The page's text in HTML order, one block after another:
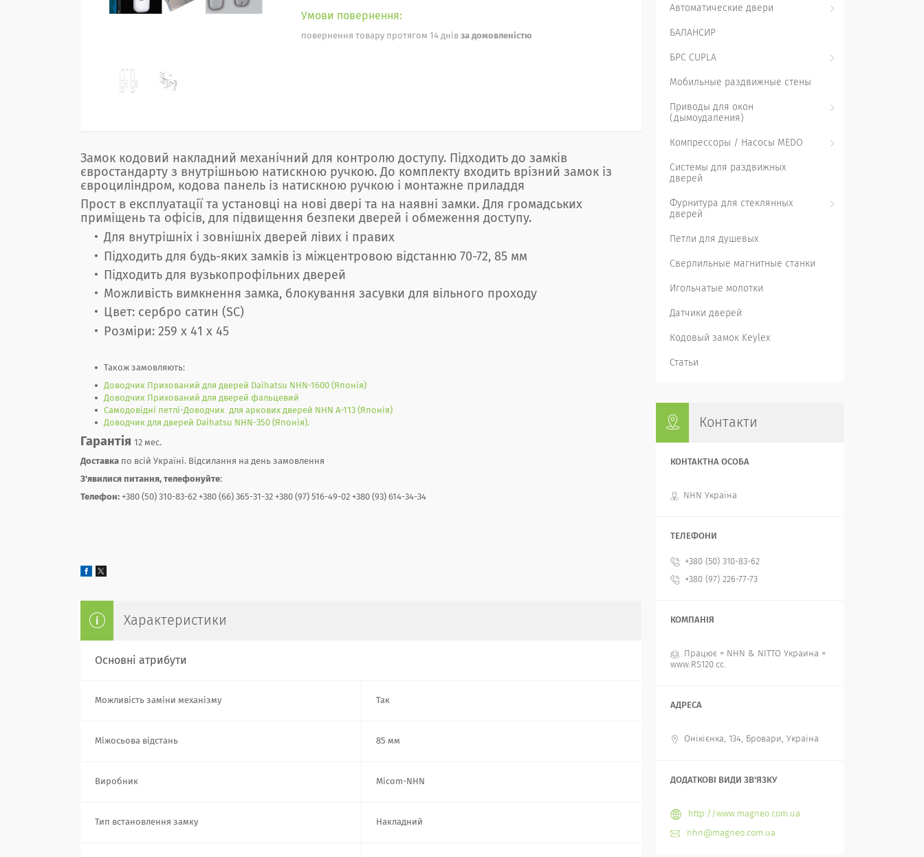
повернення товару протягом 14 днів за домовленістю
Замок кодовий накладний механічний для контролю доступу. Підходить до замків
євростандарту з внутрішньою натискною ручкою. До комплекту входить врізний замок із
євроциліндром, кодова панель із натискною ручкою і монтажне приладдя
Прост в експлуатації та установці на нові двері та на наявні замки. Для громадських
приміщень та офісів, для підвищення безпеки дверей і обмеження доступу.
Для внутрішніх і зовнішніх дверей лівих і правих
Підходить для будь-яких замків із міжцентровою відстанню 70-72, 85 мм
Підходить для вузькопрофільних дверей
Можливість вимкнення замка, блокування засувки для вільного проходу
Цвет: сербро сатин (SC)
Розміри: 259 х 41 х 45
Також замовляють:
Доводчик Прихований для дверей Daihatsu NHN-1600 (Японія)
Доводчик Прихований для дверей фальцевий
Самодовідні петлі-Доводчик для аркових дверей NHN А-113 (Японія)
Доводчик для дверей Daihatsu NHN-350 (Японія).
Гарантія 12 мес.
Доставка по всій Україні. Відсилання на день замовлення
З'явилися питання, телефонуйте:
Телефон: +380 (50) 310-83-62 +380 (66) 365-31-32 +380 (97) 516-49-02 +380 (93) 614-34-34
Характеристики
Основні атрибути
Можливість заміни механізму Так
Міжосьова відстань 85 мм
Виробник Micom-NHN
Тип встановлення замку Накладний
Автоматические двери
БАЛАНСИР
БРС CUPLA
Мобильные раздвижные стены
Приводы для окон
(дымоудаления)
Компрессоры / Насосы MEDO
Системы для раздвижных
дверей
Фурнитура для стеклянных
дверей
Петли для душевых
Сверлильные магнитные станки
Игольчатые молотки
Датчики дверей
Кодовый замок Keylex
Статьи
Контакти
NHN Україна
+380 (50) 310-83-62
+380 (97) 226-77-73
Працює = NHN & NITTO Украина =
www.RS120.cc.
Онікієнка, 134, Бровари, Україна
http://www.magneo.com.ua
nhn@magneo.com.ua